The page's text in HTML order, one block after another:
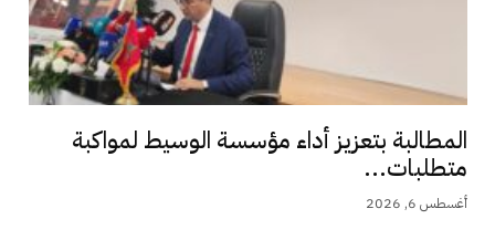
المطالبة بتعزيز أداء مؤسسة الوسيط لمواكبة
متطلبات...
أغسطس 6, 2026